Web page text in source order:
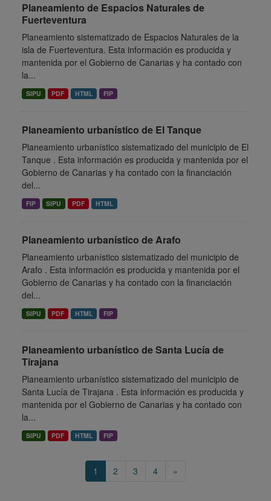
Planeamiento de Espacios Naturales de
Fuerteventura
Planeamiento sistematizado de Espacios Naturales de la
isla de Fuerteventura. Esta información es producida y
mantenida por el Gobierno de Canarias y ha contado con
la...
SIPU PDF HTML FIP
Planeamiento urbanístico de El Tanque
Planeamiento urbanístico sistematizado del municipio de El
Tanque . Esta información es producida y mantenida por el
Gobierno de Canarias y ha contado con la financiación
del...
FIP SIPU PDF HTML
Planeamiento urbanístico de Arafo
Planeamiento urbanístico sistematizado del municipio de
Arafo . Esta información es producida y mantenida por el
Gobierno de Canarias y ha contado con la financiación
del...
SIPU PDF HTML FIP
Planeamiento urbanístico de Santa Lucía de
Tirajana
Planeamiento urbanístico sistematizado del municipio de
Santa Lucía de Tirajana . Esta información es producida y
mantenida por el Gobierno de Canarias y ha contado con
la...
SIPU PDF HTML FIP
1 2 3 4 »